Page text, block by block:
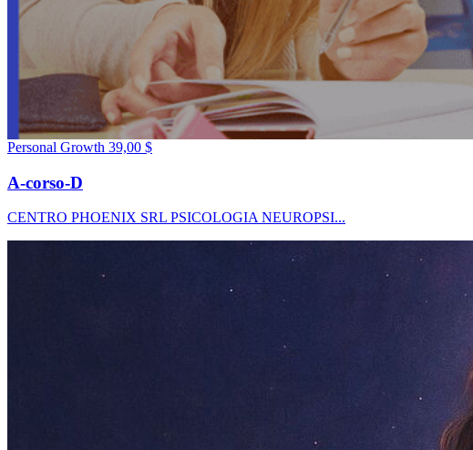
Personal Growth 39,00 $
A-corso-D
CENTRO PHOENIX SRL PSICOLOGIA NEUROPSI...